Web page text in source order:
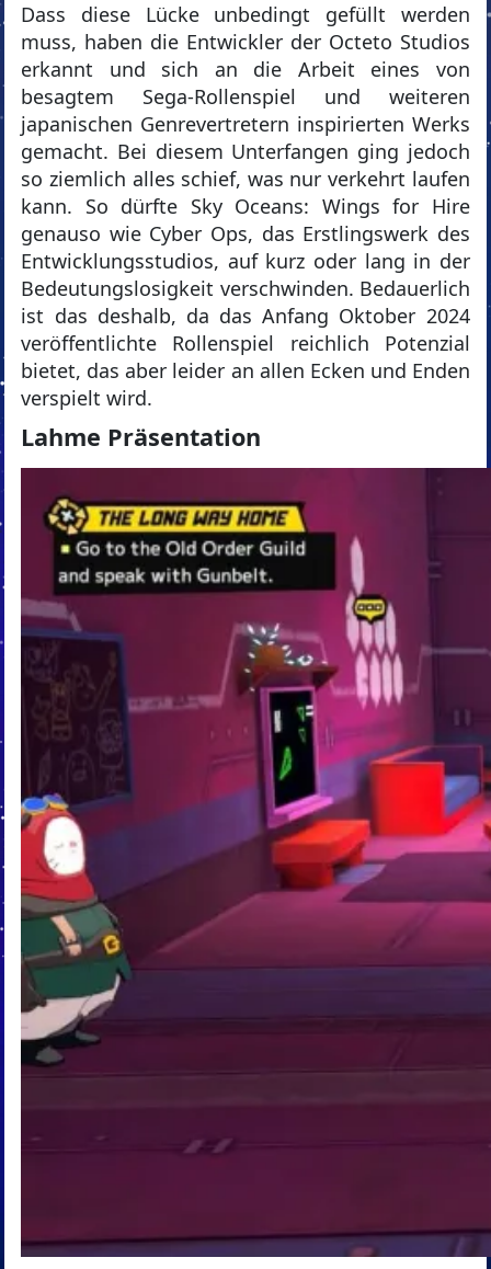
Dass diese Lücke unbedingt gefüllt werden
muss, haben die Entwickler der Octeto Studios
erkannt und sich an die Arbeit eines von
besagtem Sega-Rollenspiel und weiteren
japanischen Genrevertretern inspirierten Werks
gemacht. Bei diesem Unterfangen ging jedoch
so ziemlich alles schief, was nur verkehrt laufen
kann. So dürfte Sky Oceans: Wings for Hire
genauso wie Cyber Ops, das Erstlingswerk des
Entwicklungsstudios, auf kurz oder lang in der
Bedeutungslosigkeit verschwinden. Bedauerlich
ist das deshalb, da das Anfang Oktober 2024
veröffentlichte Rollenspiel reichlich Potenzial
bietet, das aber leider an allen Ecken und Enden
verspielt wird.
Lahme Präsentation